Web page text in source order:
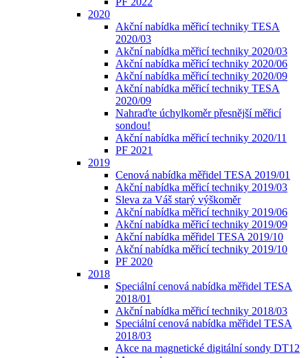
2020
Akční nabídka měřicí techniky TESA
2020/03
Akční nabídka měřicí techniky 2020/03
Akční nabídka měřicí techniky 2020/06
Akční nabídka měřicí techniky 2020/09
Akční nabídka měřicí techniky TESA
2020/09
Nahraďte úchylkoměr přesnější měřicí
sondou!
Akční nabídka měřicí techniky 2020/11
PF 2021
2019
Cenová nabídka měřidel TESA 2019/01
Akční nabídka měřicí techniky 2019/03
Sleva za Váš starý výškoměr
Akční nabídka měřicí techniky 2019/06
Akční nabídka měřicí techniky 2019/09
Akční nabídka měřidel TESA 2019/10
Akční nabídka měřicí techniky 2019/10
PF 2020
2018
Speciální cenová nabídka měřidel TESA
2018/01
Akční nabídka měřicí techniky 2018/03
Speciální cenová nabídka měřidel TESA
2018/03
Akce na magnetické digitální sondy DT12